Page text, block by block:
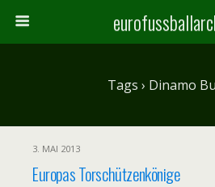
Tags › Dinamo
3. MAI 2013
Europas Torschützenkönige